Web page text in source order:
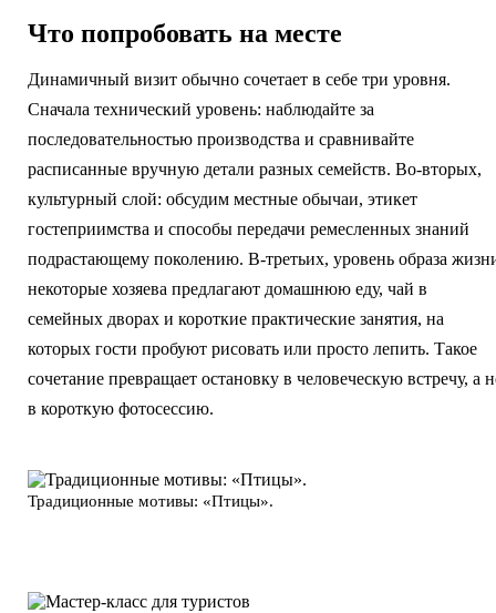
Что попробовать на месте
Динамичный визит обычно сочетает в себе три уровня.
Сначала технический уровень: наблюдайте за
последовательностью производства и сравнивайте
расписанные вручную детали разных семейств. Во-вторых,
культурный слой: обсудим местные обычаи, этикет
гостеприимства и способы передачи ремесленных знаний
подрастающему поколению. В-третьих, уровень образа
некоторые хозяева предлагают домашнюю еду, чай в
семейных дворах и короткие практические занятия, на
которых гости пробуют рисовать или просто лепить. Такое
сочетание превращает остановку в человеческую встречу, а
в короткую фотосессию.
Традиционные мотивы: «Птицы».